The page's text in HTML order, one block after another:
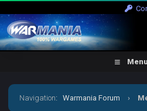
Navigation:Warmania Forum ›